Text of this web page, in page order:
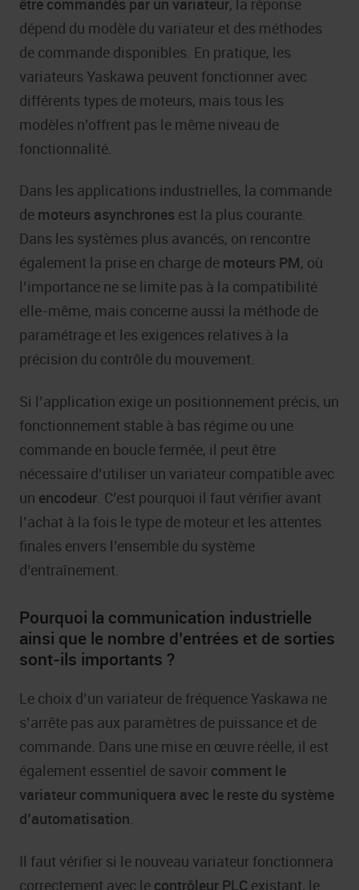
dépend du modèle du variateur et des méthodes
de commande disponibles. En pratique, les
variateurs Yaskawa peuvent fonctionner avec
différents types de moteurs, mais tous les
modèles n’offrent pas le même niveau de
fonctionnalité.
Dans les applications industrielles, la commande
de moteurs asynchrones est la plus courante.
Dans les systèmes plus avancés, on rencontre
également la prise en charge de moteurs PM, où
l’importance ne se limite pas à la compatibilité
elle-même, mais concerne aussi la méthode de
paramétrage et les exigences relatives à la
précision du contrôle du mouvement.
Si l’application exige un positionnement précis, un
fonctionnement stable à bas régime ou une
commande en boucle fermée, il peut être
nécessaire d’utiliser un variateur compatible avec
un encodeur . C’est pourquoi il faut vérifier avant
l’achat à la fois le type de moteur et les attentes
finales envers l’ensemble du système
d’entraînement.
Pourquoi la communication industrielle
ainsi que le nombre d’entrées et de sorties
sont-ils importants ?
Le choix d’un variateur de fréquence Yaskawa ne
s’arrête pas aux paramètres de puissance et de
commande. Dans une mise en œuvre réelle, il est
également essentiel de savoir comment le
variateur communiquera avec le reste du système
d’automatisation.
Il faut vérifier si le nouveau variateur fonctionnera
correctement avec le contrôleur PLC existant, le